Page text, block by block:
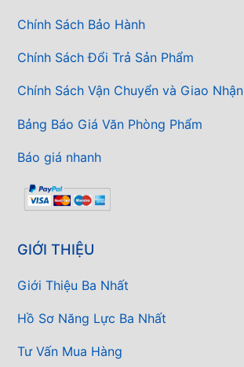
Chính Sách Bảo Hành
Chính Sách Đổi Trả Sản Phẩm
Chính Sách Vận Chuyển và Giao Nhận
Bảng Báo Giá Văn Phòng Phẩm
Báo giá nhanh
GIỚI THIỆU
Giới Thiệu Ba Nhất
Hồ Sơ Năng Lực Ba Nhất
Tư Vấn Mua Hàng